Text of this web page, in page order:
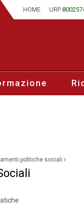
HOME URP
politiche sociali